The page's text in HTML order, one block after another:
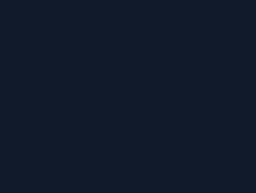
2000